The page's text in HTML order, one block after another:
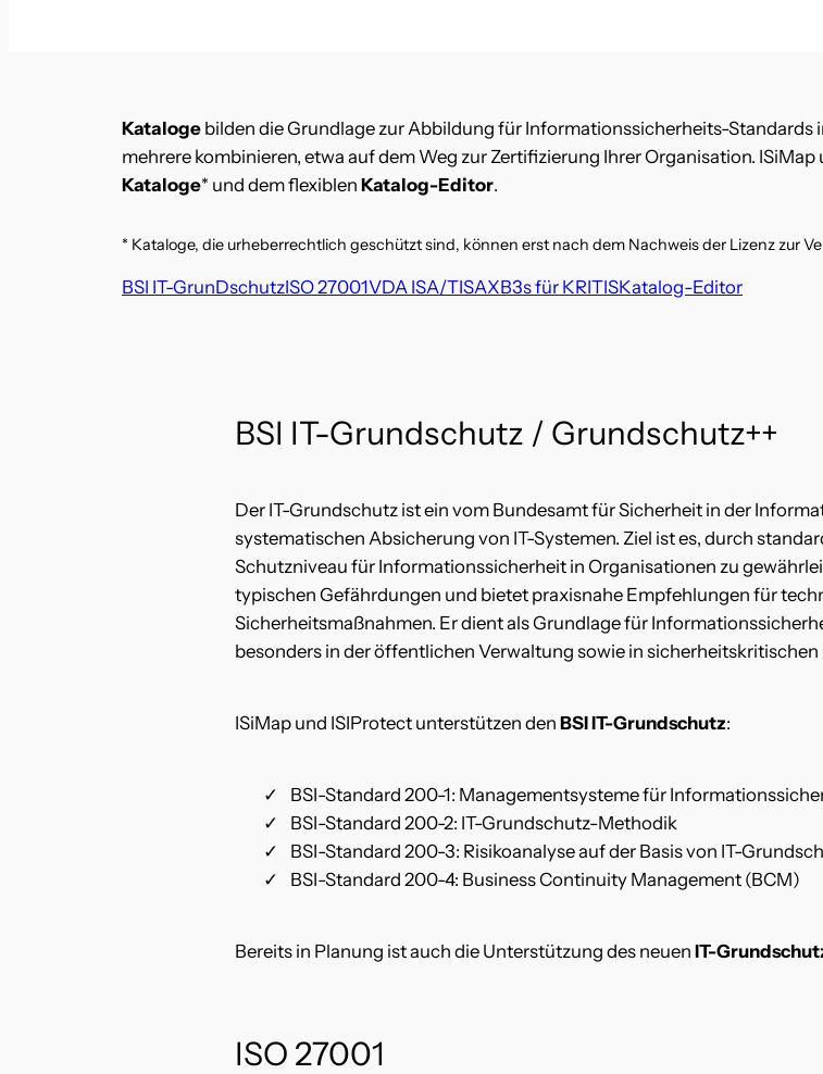
Kataloge bilden die Grundlage zur Abbildung für Informationssicherheits-Standards
mehrere kombinieren, etwa auf dem Weg zur Zertifizierung Ihrer Organisation.
Kataloge* und dem flexiblen Katalog-Editor.
* Kataloge, die urheberrechtlich geschützt sind, können erst nach dem Nachweis der Lizenz zur
BSI IT-GrunDschutzISO 27001VDA ISA/TISAXB3s für KRITISKatalog-Editor
BSI IT-Grundschutz / Grundschutz++
Der IT-Grundschutz ist ein vom Bundesamt für Sicherheit in der
systematischen Absicherung von IT-Systemen. Ziel ist es, durch
Schutzniveau für Informationssicherheit in Organisationen zu
typischen Gefährdungen und bietet praxisnahe Empfehlungen für
Sicherheitsmaßnahmen. Er dient als Grundlage für
besonders in der öffentlichen Verwaltung sowie in
ISiMap und ISIProtect unterstützen den BSI IT-Grundschutz:
BSI-Standard 200-1: Managementsysteme für
BSI-Standard 200-2: IT-Grundschutz-Methodik
BSI-Standard 200-3: Risikoanalyse auf der Basis von IT-
BSI-Standard 200-4: Business Continuity Management (BCM)
Bereits in Planung ist auch die Unterstützung des neuen IT-
ISO 27001